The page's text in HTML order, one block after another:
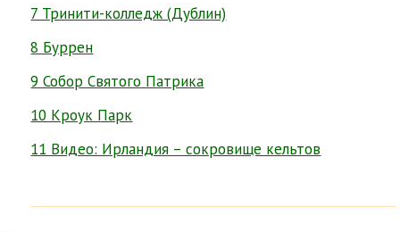
7 Тринити-колледж (Дублин)
8 Буррен
9 Собор Святого Патрика
10 Кроук Парк
11 Видео: Ирландия – сокровище кельтов